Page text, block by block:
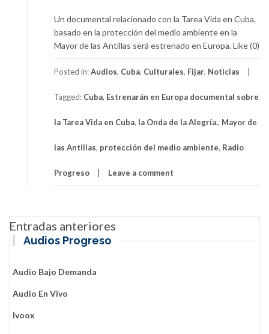
Un documental relacionado con la Tarea Vida en Cuba,
basado en la protección del medio ambiente en la
Mayor de las Antillas será estrenado en Europa. Like (0)
Posted in:Audios, Cuba, Culturales, Fijar, Noticias
Tagged: Cuba, Estrenarán en Europa documental sobre
la Tarea Vida en Cuba, la Onda de la Alegría., Mayor de
las Antillas, protección del medio ambiente, Radio
Progreso Leave a comment
Navegación
de
entradas
Entradas anteriores
Audios Progreso
Audio Bajo Demanda
Audio En Vivo
Ivoox